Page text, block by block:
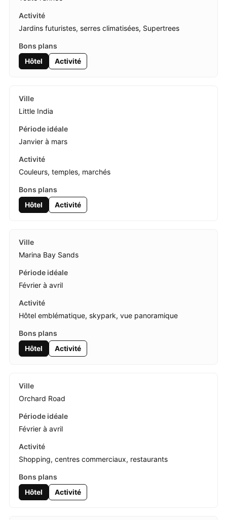
Jardins futuristes, serres climatisées, Supertrees
Hôtel Activité
Little India
Janvier à mars
Couleurs, temples, marchés
Hôtel Activité
Marina Bay Sands
Février à avril
Hôtel emblématique, skypark, vue panoramique
Hôtel Activité
Orchard Road
Février à avril
Shopping, centres commerciaux, restaurants
Hôtel Activité